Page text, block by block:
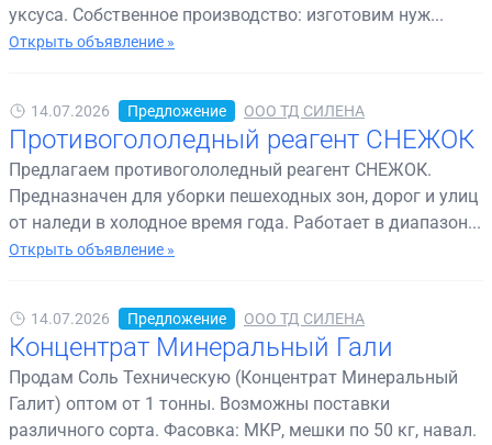
уксуса. Собственное производство: изготовим нуж...
Открыть объявление »
14.07.2026 Предложение ООО ТД СИЛЕНА
Противогололедный реагент СНЕЖОК
Предлагаем противогололедный реагент СНЕЖОК.
Предназначен для уборки пешеходных зон, дорог и улиц
от наледи в холодное время года. Работает в диапазон...
Открыть объявление »
14.07.2026 Предложение ООО ТД СИЛЕНА
Концентрат Минеральный Гали
Продам Соль Техническую (Концентрат Минеральный
Галит) оптом от 1 тонны. Возможны поставки
различного сорта. Фасовка: МКР, мешки по 50 кг, навал.